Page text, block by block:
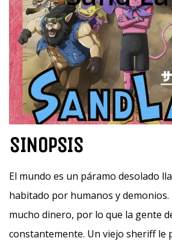
SINOPSIS
El mundo es un páramo desolado
habitado por humanos y demonios.
mucho dinero, por lo que la gente
constantemente. Un viejo sheriff le